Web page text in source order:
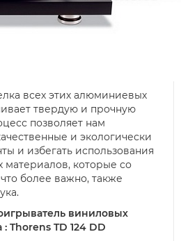
всех этих алюминиевых
твердую и прочную
позволяет нам
и экологически
и избегать использования
материалов, которые со
более важно, также
виниловых
: Thorens TD 124 DD